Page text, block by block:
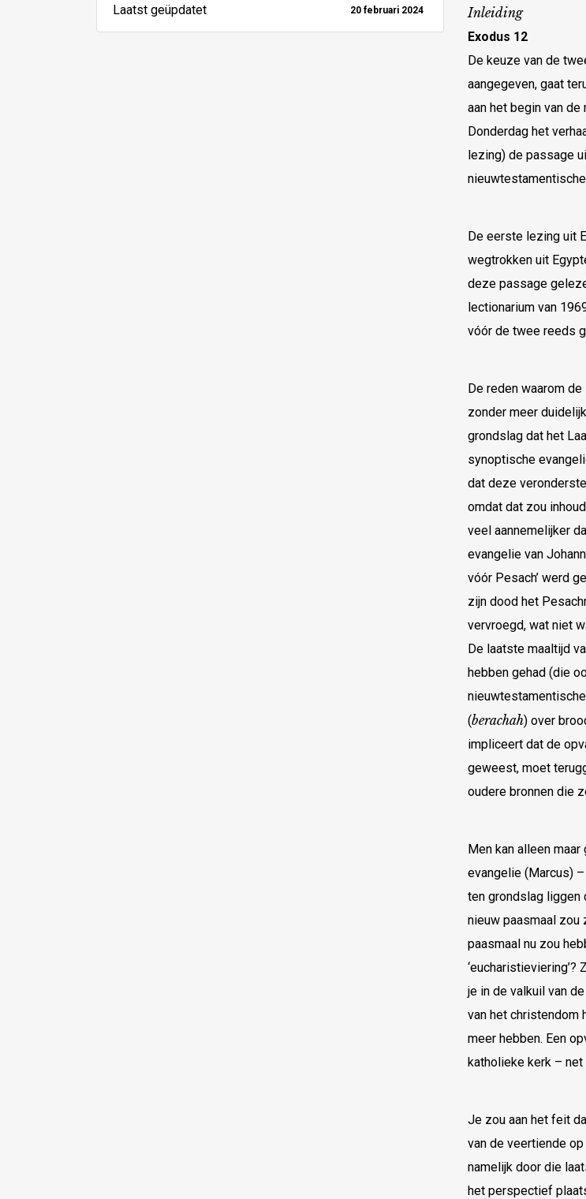
Laatst geüpdatet 20 februari 2024 Inleiding
Exodus 12
De keuze van de
aangegeven, gaat
aan het begin van
Donderdag het
lezing) de passage
De eerste lezing uit
wegtrokken uit
deze passage
lectionarium van
vóór de twee reeds
De reden waarom
zonder meer
grondslag dat het
synoptische
dat deze
omdat dat zou
veel aannemelijker
evangelie van
vóór Pesach’ werd
zijn dood het
vervroegd, wat niet
De laatste maaltijd
hebben gehad (die
(berachah) over
impliceert dat de
geweest, moet
oudere bronnen die
Men kan alleen
evangelie (Marcus)
ten grondslag liggen
nieuw paasmaal zou
paasmaal nu zou
je in de valkuil van
van het christendom
meer hebben. Een
katholieke kerk –
Je zou aan het feit
van de veertiende
namelijk door die
het perspectief